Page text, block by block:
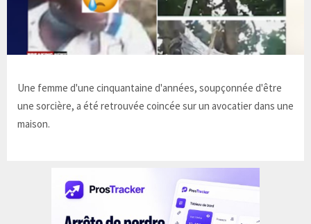
Une femme d'une cinquantaine d'années, soupçonnée d'être
une sorcière, a été retrouvée coincée sur un avocatier dans une
maison.